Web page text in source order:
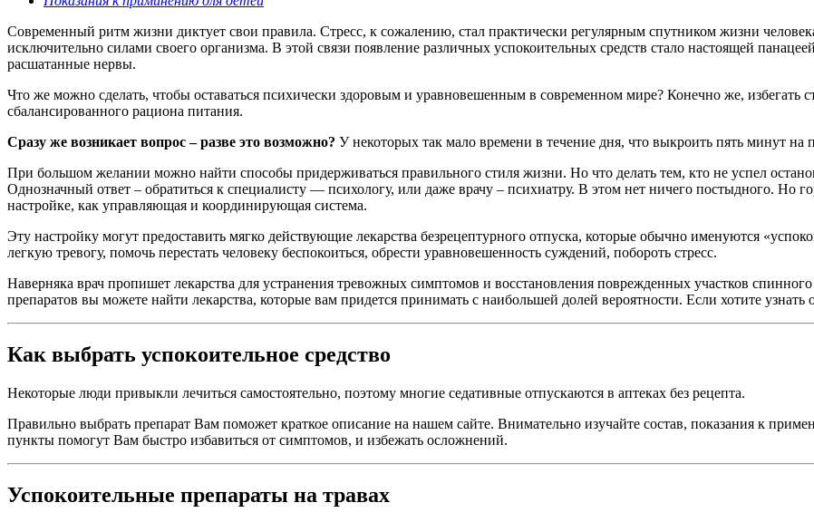
Современный ритм жизни диктует свои правила. Стресс, к сожалению, стал практически регулярным спутником жизни
исключительно силами своего организма. В этой связи появление различных успокоительных средств стало настоящей
расшатанные нервы.
Что же можно сделать, чтобы оставаться психически здоровым и уравновешенным в современном мире? Конечно же, избегать
сбалансированного рациона питания.
Сразу же возникает вопрос – разве это возможно? У некоторых так мало времени в течение дня, что выкроить пять минут на
При большом желании можно найти способы придерживаться правильного стиля жизни. Но что делать тем, кто не успел
Однозначный ответ – обратиться к специалисту — психологу, или даже врачу – психиатру. В этом нет ничего постыдного. Но
настройке, как управляющая и координирующая система.
Эту настройку могут предоставить мягко действующие лекарства безрецептурного отпуска, которые обычно именуются
легкую тревогу, помочь перестать человеку беспокоиться, обрести уравновешенность суждений, побороть стресс.
Наверняка врач пропишет лекарства для устранения тревожных симптомов и восстановления поврежденных участков
препаратов вы можете найти лекарства, которые вам придется принимать с наибольшей долей вероятности. Если хотите узнать
Как выбрать успокоительное средство
Некоторые люди привыкли лечиться самостоятельно, поэтому многие седативные отпускаются в аптеках без рецепта.
Правильно выбрать препарат Вам поможет краткое описание на нашем сайте. Внимательно изучайте состав, показания к
пункты помогут Вам быстро избавиться от симптомов, и избежать осложнений.
Успокоительные препараты на травах